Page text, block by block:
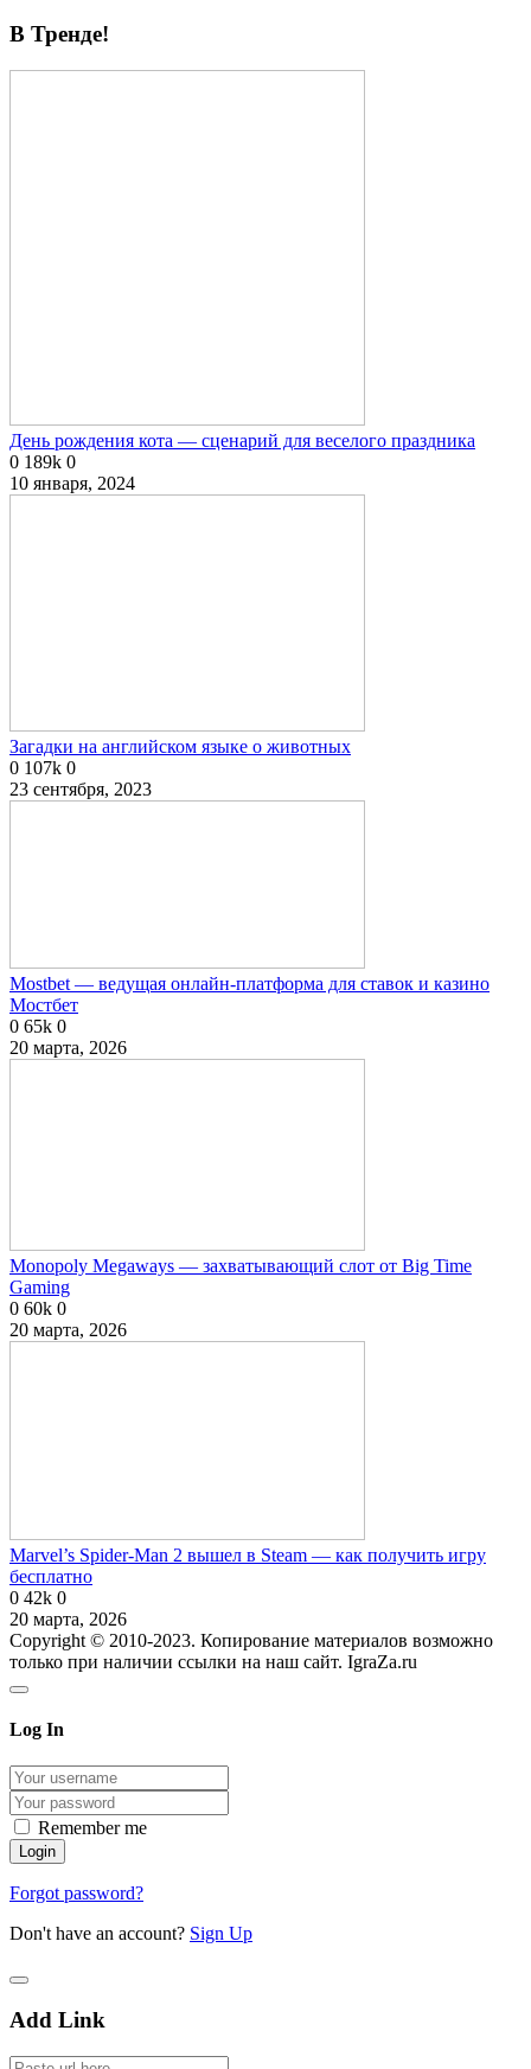
В Тренде!
День рождения кота — сценарий для веселого праздника
0 189k 0
10 января, 2024
Загадки на английском языке о животных
0 107k 0
23 сентября, 2023
Mostbet — ведущая онлайн-платформа для ставок и казино
Мостбет
0 65k 0
20 марта, 2026
Monopoly Megaways — захватывающий слот от Big Time
Gaming
0 60k 0
20 марта, 2026
Marvel’s Spider-Man 2 вышел в Steam — как получить игру
бесплатно
0 42k 0
20 марта, 2026
Copyright © 2010-2023. Копирование материалов возможно
только при наличии ссылки на наш сайт. IgraZa.ru
Log In
Remember me
Forgot password?
Don't have an account? Sign Up
Add Link